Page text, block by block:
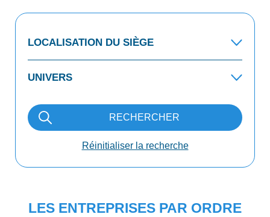
RECHERCHER
Réinitialiser la recherche
LES ENTREPRISES PAR ORDRE